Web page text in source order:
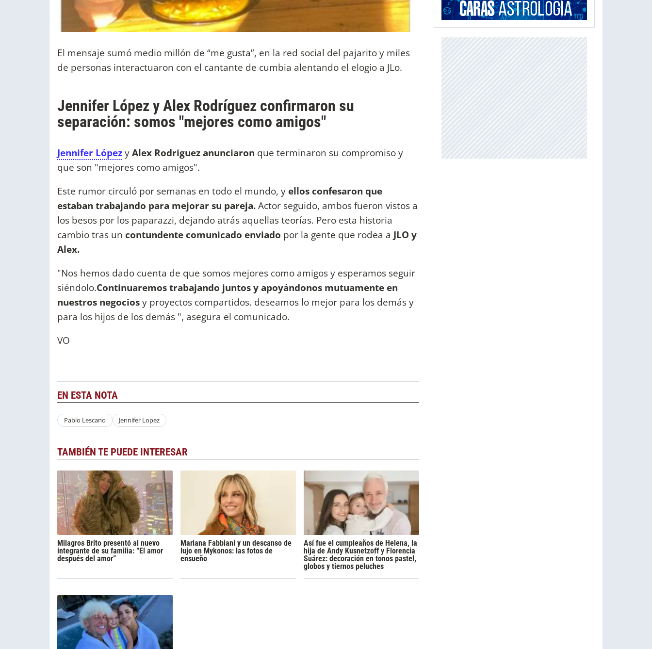
El mensaje sumó medio millón de “me gusta”, en la red social del pajarito y miles
de personas interactuaron con el cantante de cumbia alentando el elogio a JLo.
Jennifer López y Alex Rodríguez confirmaron su
separación: somos "mejores como amigos"
Jennifer LópezyAlex Rodriguez anunciaron que terminaron su compromiso y
que son "mejores como amigos".
Este rumor circuló por semanas en todo el mundo, y ellos confesaron que
estaban trabajando para mejorar su pareja.Actor seguido, ambos fueron vistos a
los besos por los paparazzi, dejando atrás aquellas teorías. Pero esta historia
cambio tras un contundente comunicado enviado por la gente que rodea a JLO y
Alex.
"Nos hemos dado cuenta de que somos mejores como amigos y esperamos seguir
siéndolo.Continuaremos trabajando juntos y apoyándonos mutuamente en
nuestros negociosy proyectos compartidos. deseamos lo mejor para los demás y
para los hijos de los demás ", asegura el comunicado.
VO
EN ESTA NOTA
Pablo Lescano Jennifer Lopez
TAMBIÉN TE PUEDE INTERESAR
Milagros Brito presentó al nuevo
integrante de su familia: “El amor
después del amor”
Mariana Fabbiani y un descanso de
lujo en Mykonos: las fotos de
ensueño
Así fue el cumpleaños de Helena, la
hija de Andy Kusnetzoff y Florencia
Suárez: decoración en tonos pastel,
globos y tiernos peluches